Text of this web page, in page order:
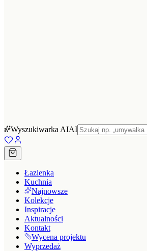
Wyszukiwarka AIAI
Łazienka
Kuchnia
Najnowsze
Kolekcje
Inspiracje
Aktualności
Kontakt
Wycena projektu
Wyprzedaż